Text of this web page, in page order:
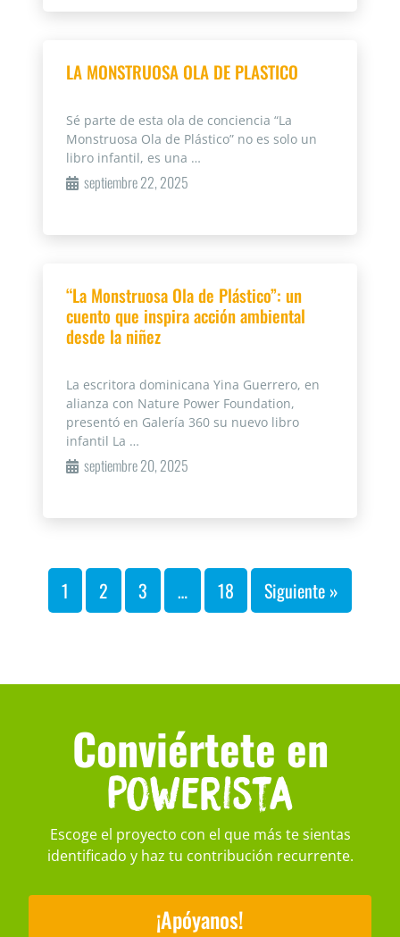
LA MONSTRUOSA OLA DE PLASTICO
Sé parte de esta ola de conciencia “La
Monstruosa Ola de Plástico” no es solo un
libro infantil, es una …
septiembre 22, 2025
“La Monstruosa Ola de Plástico”: un
cuento que inspira acción ambiental
desde la niñez
La escritora dominicana Yina Guerrero, en
alianza con Nature Power Foundation,
presentó en Galería 360 su nuevo libro
infantil La …
septiembre 20, 2025
1 2 3 … 18 Siguiente »
Conviértete en
Powerista
Escoge el proyecto con el que más te sientas
identificado y haz tu contribución recurrente.
¡Apóyanos!